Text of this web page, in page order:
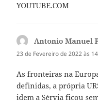
YOUTUBE.COM
Antonio Manuel
23 de Fevereiro de 2022 às
As fronteiras na
definidas, a própria
idem a Sérvia ficou